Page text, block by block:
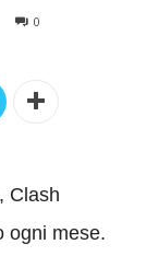
0
Clash
ogni mese.